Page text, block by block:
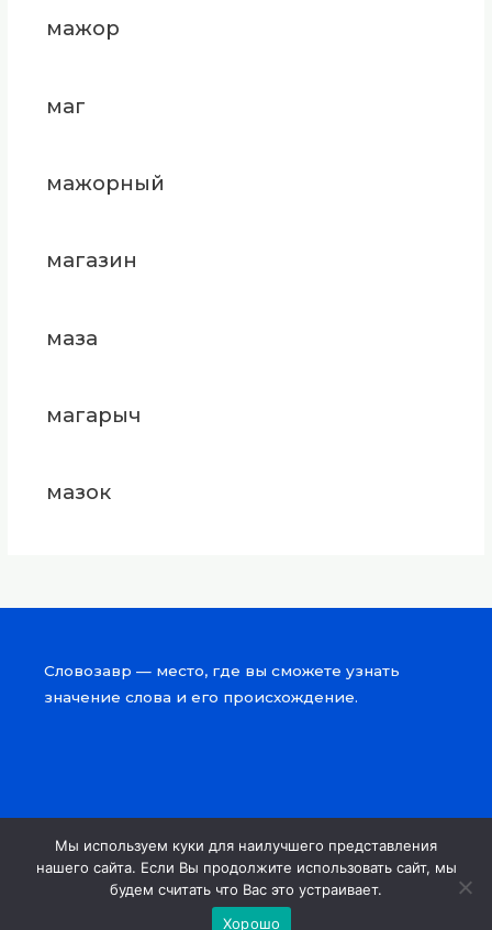
мажор
маг
мажорный
магазин
маза
магарыч
мазок
Словозавр — место, где вы сможете узнать
значение слова и его происхождение.
Copyright © 2026 Словозавр
Powered by Словозавр
Мы используем куки для наилучшего представления
нашего сайта. Если Вы продолжите использовать сайт, мы
будем считать что Вас это устраивает.
Хорошо